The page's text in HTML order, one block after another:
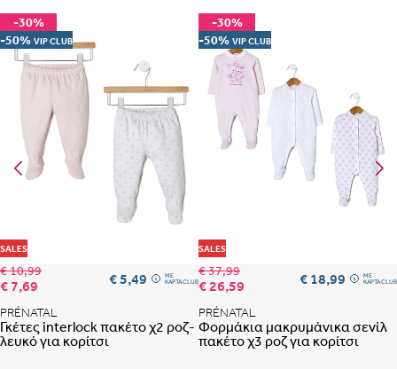
-30%
-50% VIP CLUB
SALES Προσθήκη στη λίστα αγαπημένων
€ 10,99
€ 7,69 € 5,49 ME
ΚΑΡΤΑ CLUB
PRÉNATAL
Γκέτες interlock πακέτο χ2 ροζ-
λευκό για κορίτσι
-30%
-50% VIP CLUB
SALES
€ 37,99
€ 26,59 € 18,99 ME
ΚΑΡΤΑ CLUB
PRÉNATAL
Φορμάκια μακρυμάνικα σενίλ
πακέτο χ3 ροζ για κορίτσι
Albania Armenia
Romania
εδώ